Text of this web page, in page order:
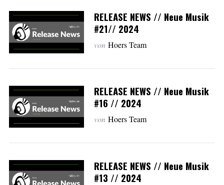
RELEASE NEWS // Neue Musik
#21// 2024
von Hoers Team
RELEASE NEWS // Neue Musik
#16 // 2024
von Hoers Team
RELEASE NEWS // Neue Musik
#13 // 2024